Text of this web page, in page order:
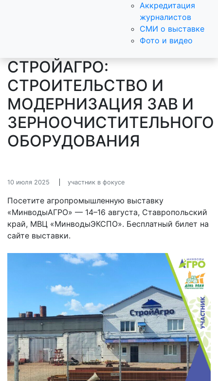
Аккредитация
журналистов
СМИ о выставке
Фото и видео
СТРОЙАГРО:
СТРОИТЕЛЬСТВО И
МОДЕРНИЗАЦИЯ ЗАВ И
ЗЕРНООЧИСТИТЕЛЬНОГО
ОБОРУДОВАНИЯ
10 июля 2025 участник в фокусе
Посетите агропромышленную выставку
«МинводыАГРО» — 14–16 августа, Ставропольский
край, МВЦ «МинводыЭКСПО». Бесплатный билет на
сайте выставки.